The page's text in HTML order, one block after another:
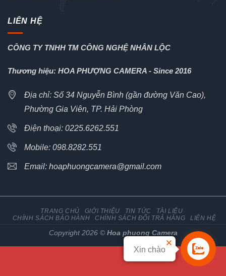
LIÊN HỆ
CÔNG TY TNHH TM CÔNG NGHỆ NHÂN LỘC
Thương hiệu: HOA PHƯỢNG CAMERA - Since 2016
Địa chỉ: Số 34 Nguyễn Bình (gần đường Văn Cao),
Phường Gia Viên, TP. Hải Phòng
Điện thoại: 0225.6262.551
Mobile: 098.8282.551
Email: hoaphuongcamera@gmail.com
Xin chào
TRANG CHỦ GIỚI THIỆU TIN TỨC
TÀI LIỆU
CHÍNH SÁCH BẢO HÀNH
CHÍNH SÁCH ĐỔI TRẢ HÀNG LIÊN HỆ
Copyright 2026 ©Hoa phuong Camera